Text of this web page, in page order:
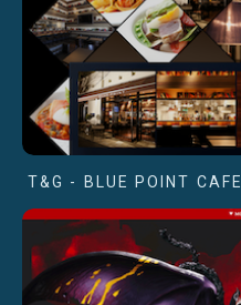
T&G - BLUE POINT CAFE